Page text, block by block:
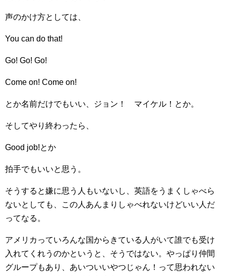
声のかけ方としては、
You can do that!
Go! Go! Go!
Come on! Come on!
とか名前だけでもいい、ジョン！ マイケル！とか。
そしてやり終わったら、
Good job!とか
拍手でもいいと思う。
そうすると嫌に思う人もいないし、英語をうまくしゃべら
ないとしても、この人あんまりしゃべれないけどいい人だ
ってなる。
アメリカっていろんな国からきている人がいて誰でも受け
入れてくれうのかというと、そうではない。やっぱり仲間
グループもあり、あいついいやつじゃん！って思われない